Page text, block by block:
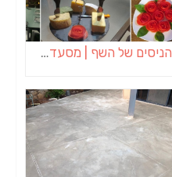
הניסים של השף | מסעדת שף בבית | ארוחות גורמה